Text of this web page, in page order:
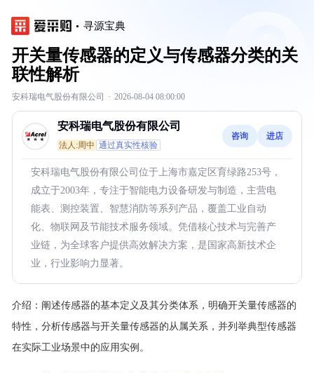
寻源宝典
开关量传感器的定义与传感器分类的关
联性解析
安科瑞电气股份有限公司 · 2026-08-04 08:00:00
安科瑞电气股份有限公司
法人:周中 通过真实性核验
咨询 进店
安科瑞电气股份有限公司位于上海市嘉定区育绿路253号，
成立于2003年，专注于智能电力设备研发与制造，主营电
能表、测控装置、智慧消防等系列产品，覆盖工业自动
化、物联网及节能技术服务领域。凭借核心技术与完善产
业链，为全球客户提供高效解决方案，是国家高新技术企
业，行业影响力显著。
介绍： 阐述传感器的基本定义及其分类体系，明确开关量传感器的
特性，分析传感器与开关量传感器的从属关系，并列举典型传感器
在实际工业场景中的应用实例。